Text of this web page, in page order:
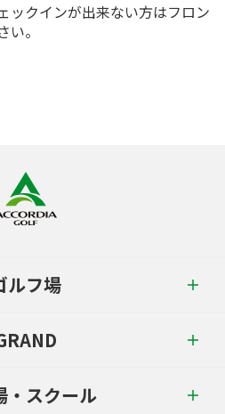
ックインが出来ない方はフロン
。
ルフ場
・スクール